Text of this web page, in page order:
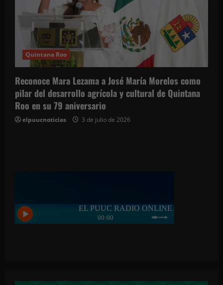
Quintana Roo
Reconoce Mara Lezama a José María Morelos como
pilar del desarrollo agrícola y cultural de Quintana
Roo en su 79 aniversario
elpuucnoticias 3 de julio de 2026